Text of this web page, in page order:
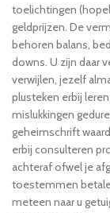
toelichtingen
geldprijzen. De
behoren balans,
downs. U zijn daar
verwijlen, jezelf
plusteken erbij
mislukkingen
geheimschrift
erbij consulteren
achteraf ofwel je
toestemmen
meteen naar u